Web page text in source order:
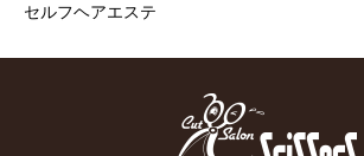
セルフヘアエステ